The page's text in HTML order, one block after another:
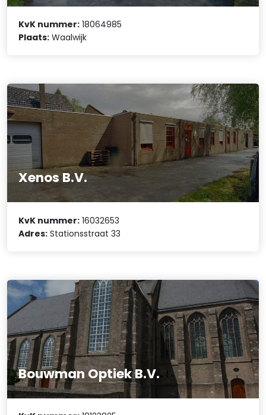
KvK nummer: 18064985
Plaats: Waalwijk
Xenos B.V.
KvK nummer: 16032653
Adres: Stationsstraat 33
Bouwman Optiek B.V.